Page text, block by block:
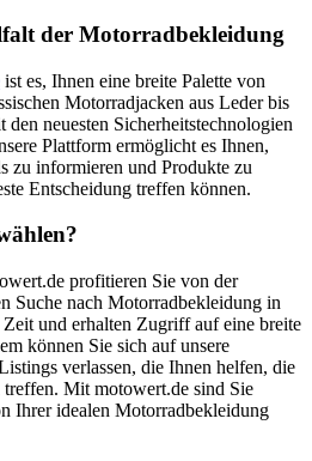
der Motorradbekleidung
ist es, Ihnen eine breite Palette von
Motorradjacken aus Leder bis
neuesten Sicherheitstechnologien
Plattform ermöglicht es Ihnen,
zu informieren und Produkte zu
Entscheidung treffen können.
profitieren Sie von der
Suche nach Motorradbekleidung in
und erhalten Zugriff auf eine breite
können Sie sich auf unsere
verlassen, die Ihnen helfen, die
Mit motowert.de sind Sie
Ihrer idealen Motorradbekleidung